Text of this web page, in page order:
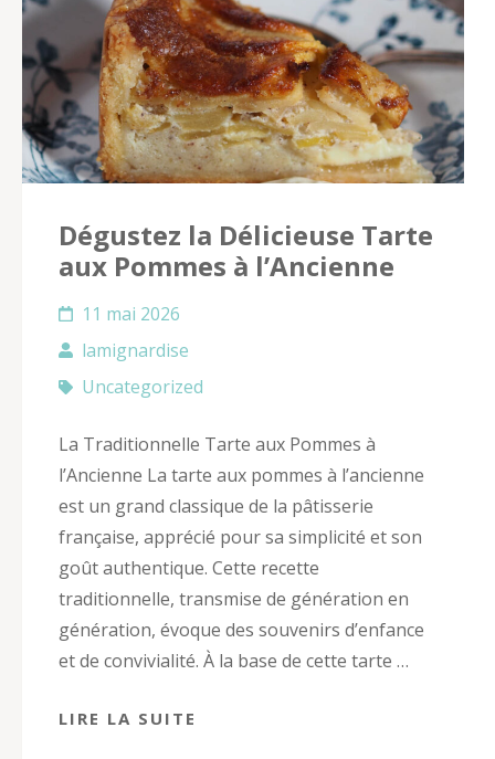
Dégustez la Délicieuse Tarte
aux Pommes à l’Ancienne
11 mai 2026
lamignardise
Uncategorized
La Traditionnelle Tarte aux Pommes à
l’Ancienne La tarte aux pommes à l’ancienne
est un grand classique de la pâtisserie
française, apprécié pour sa simplicité et son
goût authentique. Cette recette
traditionnelle, transmise de génération en
génération, évoque des souvenirs d’enfance
et de convivialité. À la base de cette tarte …
LIRE LA SUITE